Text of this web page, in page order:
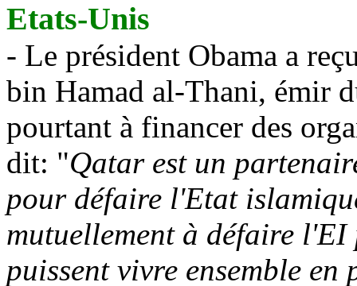
Etats-Unis
- Le président Obama a
bin Hamad al-Thani, émir
pourtant à financer des
dit: "Qatar est un
pour défaire l'Etat
mutuellement à défaire
puissent vivre ensemble en